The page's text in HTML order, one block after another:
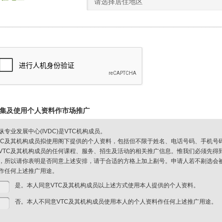
及使用个人资料作市场推广
专业发展中心(IVDC)是VTC机构成员。
及其机构成员拟使用阁下提供的个人资料，包括但不限于姓名、电话号码、手机
及其机构成员的任何课程、服务、招生及活动的相关推广信息。惟我们必须先
所以请你表明是否同意上述安排，请于合适的方格上加上剔号。申请人若不剔选
任何上述推广用途。
是。本人同意VTC及其机构成员以上述方式使用本人提供的个人资料。
否。本人不同意VTC及其机构成员使用本人的个人资料作任何上述推广用途。